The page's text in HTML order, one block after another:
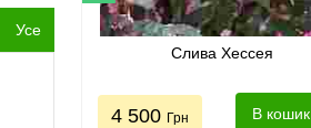
Усе
Слива Хессея
4 500 Грн В кошик